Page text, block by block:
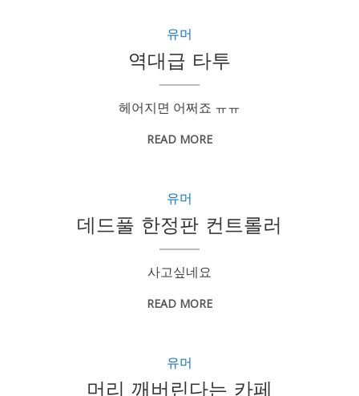
유머
역대급 타투
헤어지면 어쩌죠 ㅠㅠ
READ MORE
유머
데드풀 한정판 컨트롤러
사고싶네요
READ MORE
유머
머리 깨버린다는 카페